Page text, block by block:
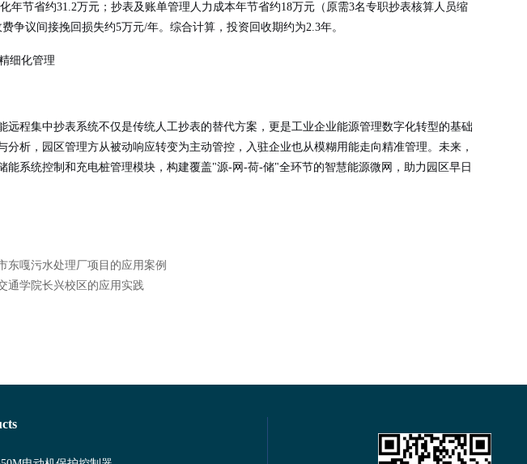
年节省约31.2万元；抄表及账单管理人力成本年节省约18万元（原需3名专职抄表核算人员缩
争议间接挽回损失约5万元/年。综合计算，投资回收期约为2.3年。
程集中抄表系统不仅是传统人工抄表的替代方案，更是工业企业能源管理数字化转型的基础
析，园区管理方从被动响应转变为主动管控，入驻企业也从模糊用能走向精准管理。未来，
能系统控制和充电桩管理模块，构建覆盖"源-网-荷-储"全环节的智慧能源微网，助力园区早日
东嘎污水处理厂项目的应用案例
通学院长兴校区的应用实践